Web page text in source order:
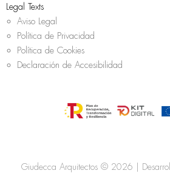
Legal Texts
Aviso Legal
Política de Privacidad
Política de Cookies
Declaración de Accesibilidad
Giudecca Arquitectos © 2026 |